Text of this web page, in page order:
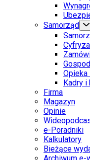
Samorząd
Opieka
Kadry
Firma
Magazyn
Opinie
e-Poradniki
Kalkulatory
Bieżące